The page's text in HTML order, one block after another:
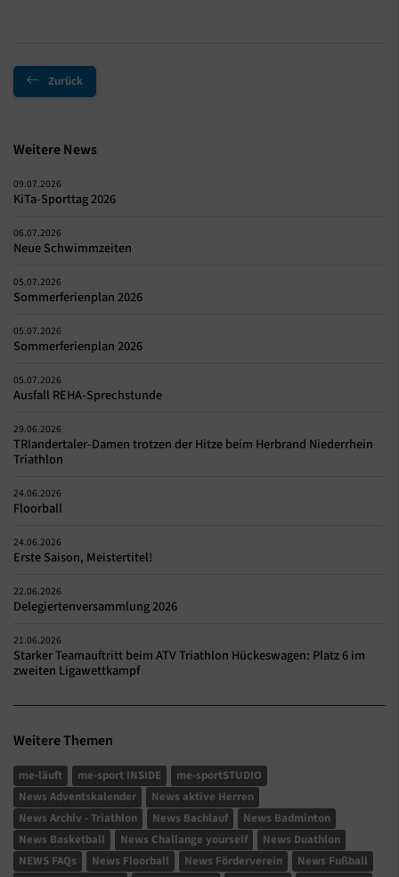
Zurück
Weitere News
09.07.2026
KiTa-Sporttag 2026
06.07.2026
Neue Schwimmzeiten
05.07.2026
Sommerferienplan 2026
05.07.2026
Sommerferienplan 2026
05.07.2026
Ausfall REHA-Sprechstunde
29.06.2026
TRIandertaler-Damen trotzen der Hitze beim Herbrand Niederrhein
Triathlon
24.06.2026
Floorball
24.06.2026
Erste Saison, Meistertitel!
22.06.2026
Delegiertenversammlung 2026
21.06.2026
Starker Teamauftritt beim ATV Triathlon Hückeswagen: Platz 6 im
zweiten Ligawettkampf
Weitere Themen
me-läuft me-sport INSIDE
me-sportSTUDIO
News Adventskalender
News aktive Herren
News Archiv - Triathlon
News Bachlauf
News Badminton
News Basketball
News Challange yourself
News Duathlon
NEWS FAQs
News Floorball News Förderverein
News Fußball